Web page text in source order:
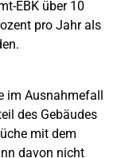
EBK über 10
pro Jahr als
im Ausnahmefall
des Gebäudes
mit dem
davon nicht